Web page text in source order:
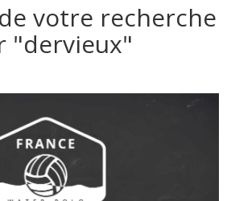
votre recherche
"dervieux"